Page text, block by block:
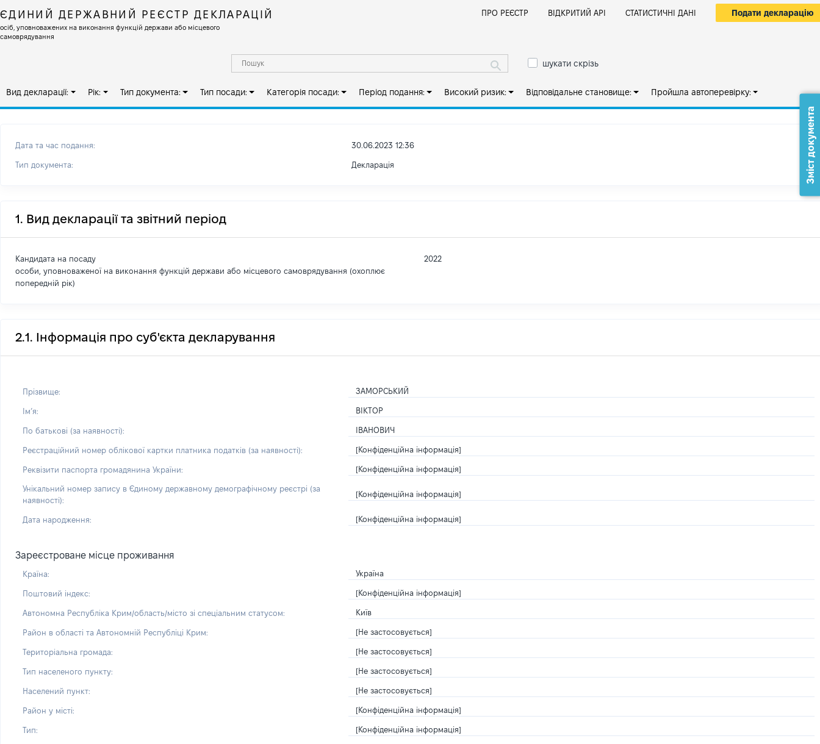
ЄДИНИЙ ДЕРЖАВНИЙ РЕЄСТР ДЕКЛАРАЦІЙ
осіб, уповноважених на виконання функцій держави або місцевого
самоврядування
ПРО РЕЄСТР ВІДКРИТИЙ АРІ СТАТИСТИЧНІ ДАНІ Подати декларацію
шукати скрізь
Вид декларації: Рік: Тип документа: Тип посади: Категорія посади: Період подання: Високий ризик: Відповідальне становище: Пройшла автоперевірку:
Дата та час подання: 30.06.2023 12:36
Тип документа: Декларація
1. Вид декларації та звітний період
Кандидата на посаду
особи, уповноваженої на виконання функцій держави або місцевого самоврядування (охоплює
попередній рік)
2022
2.1. Інформація про суб'єкта декларування
Прізвище: ЗАМОРСЬКИЙ
Імʼя: ВІКТОР
По батькові (за наявності): ІВАНОВИЧ
Реєстраційний номер облікової картки платника податків (за наявності): [Конфіденційна інформація]
Реквізити паспорта громадянина України: [Конфіденційна інформація]
Унікальний номер запису в Єдиному державному демографічному реєстрі (за
наявності):
[Конфіденційна інформація]
Дата народження: [Конфіденційна інформація]
Зареєстроване місце проживання
Країна: Україна
Поштовий індекс: [Конфіденційна інформація]
Автономна Республіка Крим/область/місто зі спеціальним статусом: Київ
Район в області та Автономній Республіці Крим: [Не застосовується]
Територіальна громада: [Не застосовується]
Тип населеного пункту: [Не застосовується]
Населений пункт: [Не застосовується]
Район у місті: [Конфіденційна інформація]
Тип: [Конфіденційна інформація]
Зміст документа